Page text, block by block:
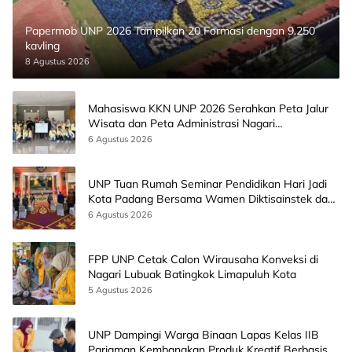
Papermob UNP 2026 Tampilkan 20 Formasi dengan 9.250
kavling
8 Agustus 2026
Mahasiswa KKN UNP 2026 Serahkan Peta Jalur
Wisata dan Peta Administrasi Nagari
Paninggahan
6 Agustus 2026
UNP Tuan Rumah Seminar Pendidikan Hari Jadi
Kota Padang Bersama Wamen Diktisainstek dan
CEO EMGS Malaysia
6 Agustus 2026
FPP UNP Cetak Calon Wirausaha Konveksi di
Nagari Lubuak Batingkok Limapuluh Kota
5 Agustus 2026
UNP Dampingi Warga Binaan Lapas Kelas IIB